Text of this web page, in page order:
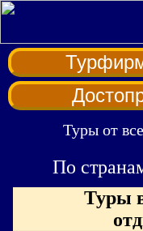
Туры от
По
Туры